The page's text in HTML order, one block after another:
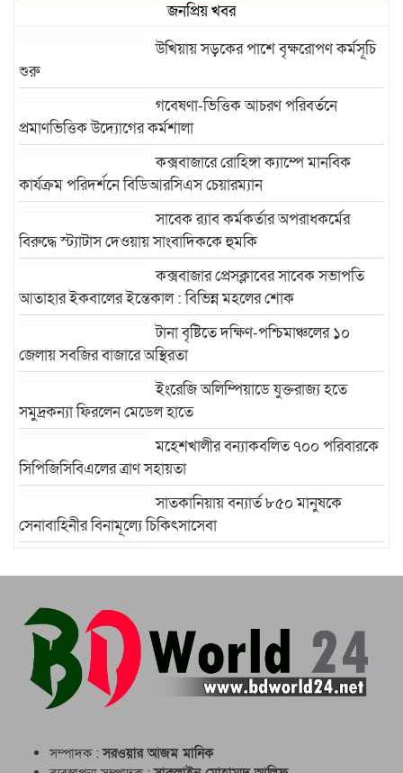
জনপ্রিয় খবর
উখিয়ায় সড়কের পাশে বৃক্ষরোপণ কর্মসূচি
শুরু
গবেষণা-ভিত্তিক আচরণ পরিবর্তনে
প্রমাণভিত্তিক উদ্যোগের কর্মশালা
কক্সবাজারে রোহিঙ্গা ক্যাম্পে মানবিক
কার্যক্রম পরিদর্শনে বিডিআরসিএস চেয়ারম্যান
সাবেক র‍্যাব কর্মকর্তার অপরাধকর্মের
বিরুদ্ধে স্ট্যাটাস দেওয়ায় সাংবাদিককে হুমকি
কক্সবাজার প্রেসক্লাবের সাবেক সভাপতি
আতাহার ইকবালের ইন্তেকাল : বিভিন্ন মহলের শোক
টানা বৃষ্টিতে দক্ষিণ-পশ্চিমাঞ্চলের ১০
জেলায় সবজির বাজারে অস্থিরতা
ইংরেজি অলিম্পিয়াডে যুক্তরাজ্য হতে
সমুদ্রকন্যা ফিরলেন মেডেল হাতে
মহেশখালীর বন্যাকবলিত ৭০০ পরিবারকে
সিপিজিসিবিএলের ত্রাণ সহায়তা
সাতকানিয়ায় বন্যার্ত ৮৫০ মানুষকে
সেনাবাহিনীর বিনামূল্যে চিকিৎসাসেবা
মাদ্রাসাভবনের ওপর পাহাড় ধসে পাঁচ শিক্ষার্থী নিহত
সম্পাদক :সরওয়ার আজম মানিক